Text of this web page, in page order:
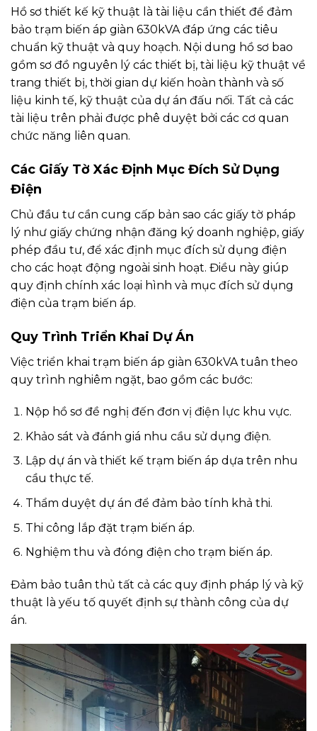
Hồ sơ thiết kế kỹ thuật là tài liệu cần thiết để đảm
bảo trạm biến áp giàn 630kVA đáp ứng các tiêu
chuẩn kỹ thuật và quy hoạch. Nội dung hồ sơ bao
gồm sơ đồ nguyên lý các thiết bị, tài liệu kỹ thuật về
trang thiết bị, thời gian dự kiến hoàn thành và số
liệu kinh tế, kỹ thuật của dự án đấu nối. Tất cả các
tài liệu trên phải được phê duyệt bởi các cơ quan
chức năng liên quan.
Các Giấy Tờ Xác Định Mục Đích Sử Dụng
Điện
Chủ đầu tư cần cung cấp bản sao các giấy tờ pháp
lý như giấy chứng nhận đăng ký doanh nghiệp, giấy
phép đầu tư, để xác định mục đích sử dụng điện
cho các hoạt động ngoài sinh hoạt. Điều này giúp
quy định chính xác loại hình và mục đích sử dụng
điện của trạm biến áp.
Quy Trình Triển Khai Dự Án
Việc triển khai trạm biến áp giàn 630kVA tuân theo
quy trình nghiêm ngặt, bao gồm các bước:
Nộp hồ sơ đề nghị đến đơn vị điện lực khu vực.
Khảo sát và đánh giá nhu cầu sử dụng điện.
Lập dự án và thiết kế trạm biến áp dựa trên nhu
cầu thực tế.
Thẩm duyệt dự án để đảm bảo tính khả thi.
Thi công lắp đặt trạm biến áp.
Nghiệm thu và đóng điện cho trạm biến áp.
Đảm bảo tuân thủ tất cả các quy định pháp lý và kỹ
thuật là yếu tố quyết định sự thành công của dự
án.